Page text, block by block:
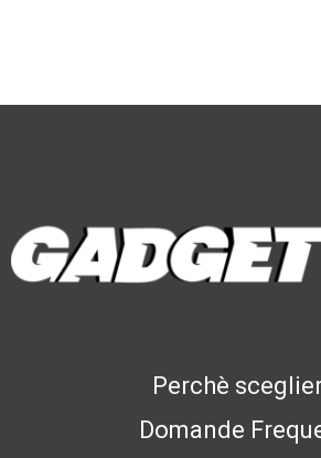
Perchè
Domande